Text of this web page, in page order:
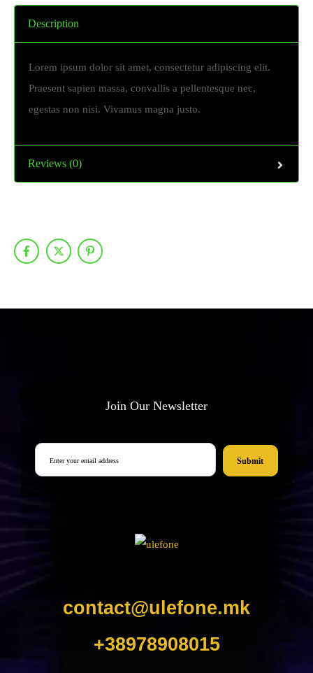
Description
Lorem ipsum dolor sit amet, consectetur adipiscing elit.
Praesent sapien massa, convallis a pellentesque nec,
egestas non nisi. Vivamus magna justo.
Reviews (0)
Join Our Newsletter
Submit
contact@ulefone.mk
+38978908015